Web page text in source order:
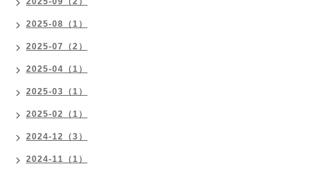
2025-08（1）
2025-07（2）
2025-04（1）
2025-03（1）
2025-02（1）
2024-12（3）
2024-11（1）